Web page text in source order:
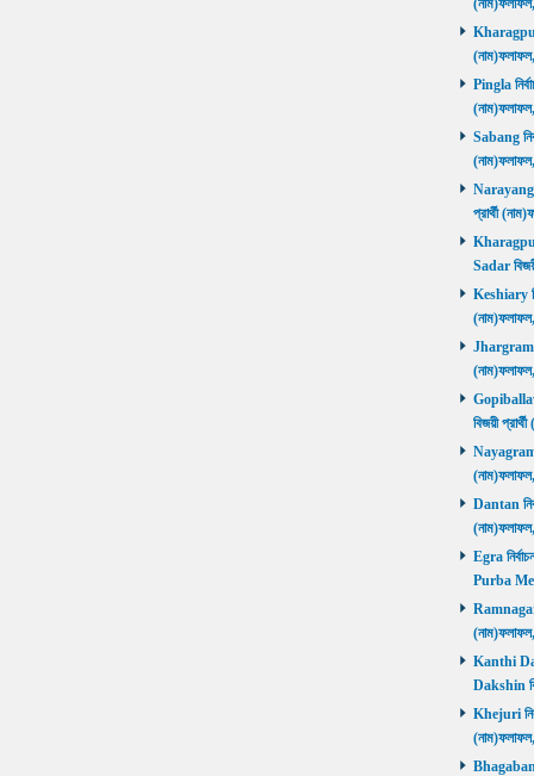
Kharagpur
Pingla
Sabang
প্রার্থী
Kharagpur
Sadar
Keshiary
Jhargram
বিজয়ী
Nayagram
Dantan
Egra
Purba
Ramnagar
Kanthi
Dakshin
Khejuri